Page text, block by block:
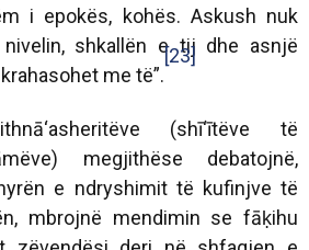
i epokës, kohës. Askush nuk
shkallën e tij dhe asnjë
me të”.
[23]
(shī‘ītëve të
megjithëse debatojnë,
e ndryshimit të kufinjve të
mbrojnë mendimin se fāḳihu